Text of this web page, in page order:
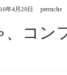
年4月20日 perruche
コン